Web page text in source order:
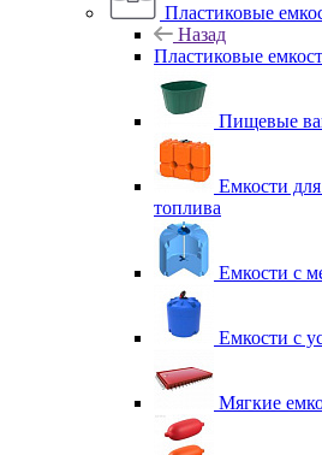
Пластиковые
Назад
Пластиковые
Пищевые
Емкости
топлива
Емкости с
Емкости с
Мягкие